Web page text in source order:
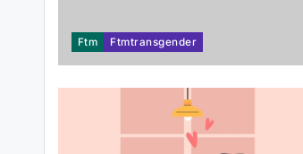
Ftm Ftmtransgender